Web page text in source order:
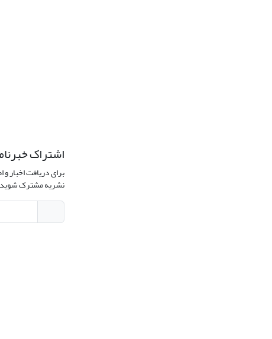
اشتراک
برای دریافت اخبار
نشریه مشترک